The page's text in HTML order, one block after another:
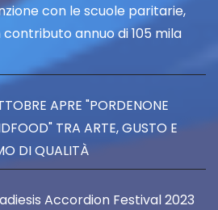
con le scuole paritarie,
contributo annuo di 105 mila
APRE "PORDENONE
TRA ARTE, GUSTO E
DI QUALITÀ
Accordion Festival 2023